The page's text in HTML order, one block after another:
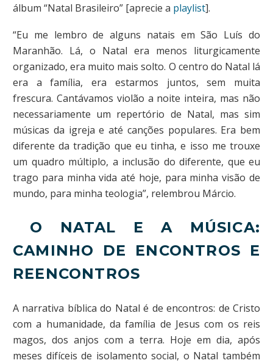
álbum “Natal Brasileiro” [aprecie a playlist].
“Eu me lembro de alguns natais em São Luís do
Maranhão. Lá, o Natal era menos liturgicamente
organizado, era muito mais solto. O centro do Natal lá
era a família, era estarmos juntos, sem muita
frescura. Cantávamos violão a noite inteira, mas não
necessariamente um repertório de Natal, mas sim
músicas da igreja e até canções populares. Era bem
diferente da tradição que eu tinha, e isso me trouxe
um quadro múltiplo, a inclusão do diferente, que eu
trago para minha vida até hoje, para minha visão de
mundo, para minha teologia”, relembrou Márcio.
O NATAL E A MÚSICA:
CAMINHO DE ENCONTROS E
REENCONTROS
A narrativa bíblica do Natal é de encontros: de Cristo
com a humanidade, da família de Jesus com os reis
magos, dos anjos com a terra. Hoje em dia, após
meses difíceis de isolamento social, o Natal também